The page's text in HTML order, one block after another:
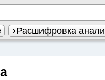
Расшифровка